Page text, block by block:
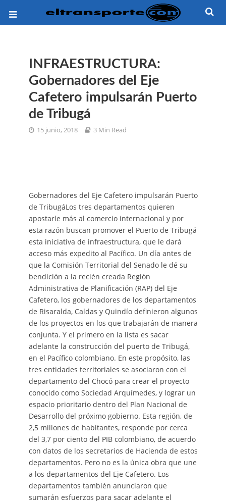
INFRAESTRUCTURA:
Gobernadores del Eje
Cafetero impulsarán Puerto
de Tribugá
15 junio, 2018 3 Min Read
Gobernadores del Eje Cafetero impulsarán Puerto
de TribugáLos tres departamentos quieren
apostarle más al comercio internacional y por
esta razón buscan promover el Puerto de Tribugá
esta iniciativa de infraestructura, que le dará
acceso más expedito al Pacífico. Un día antes de
que la Comisión Territorial del Senado le dé su
bendición a la recién creada Región
Administrativa de Planificación (RAP) del Eje
Cafetero, los gobernadores de los departamentos
de Risaralda, Caldas y Quindío definieron algunos
de los proyectos en los que trabajarán de manera
conjunta. Y el primero en la lista es sacar
adelante la construcción del puerto de Tribugá,
en el Pacífico colombiano. En este propósito, las
tres entidades territoriales se asociaron con el
departamento del Chocó para crear el proyecto
conocido como Sociedad Arquímedes, y lograr un
espacio prioritario dentro del Plan Nacional de
Desarrollo del próximo gobierno. Esta región, de
2,5 millones de habitantes, responde por cerca
del 3,7 por ciento del PIB colombiano, de acuerdo
con datos de los secretarios de Hacienda de estos
departamentos. Pero no es la única obra que une
a los departamentos del Eje Cafetero. Los
departamentos también anunciaron que
sumarán esfuerzos para sacar adelante el